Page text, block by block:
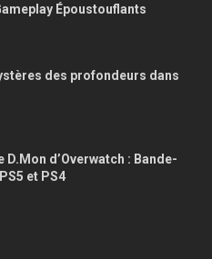
Époustouflants
des profondeurs dans
D.Mon d’Overwatch : Bande-
et PS4